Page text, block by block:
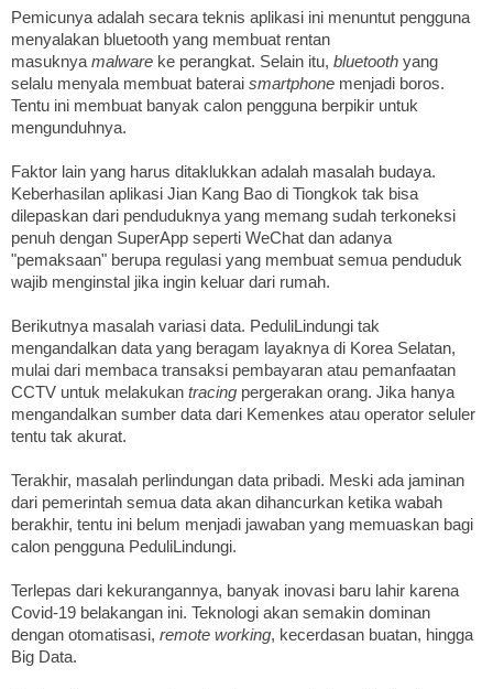
Pemicunya adalah secara teknis aplikasi ini menuntut pengguna
menyalakan bluetooth yang membuat rentan
masuknya malware ke perangkat. Selain itu, bluetooth yang
selalu menyala membuat baterai smartphone menjadi boros.
Tentu ini membuat banyak calon pengguna berpikir untuk
mengunduhnya.
Faktor lain yang harus ditaklukkan adalah masalah budaya.
Keberhasilan aplikasi Jian Kang Bao di Tiongkok tak bisa
dilepaskan dari penduduknya yang memang sudah terkoneksi
penuh dengan SuperApp seperti WeChat dan adanya
"pemaksaan" berupa regulasi yang membuat semua penduduk
wajib menginstal jika ingin keluar dari rumah.
Berikutnya masalah variasi data. PeduliLindungi tak
mengandalkan data yang beragam layaknya di Korea Selatan,
mulai dari membaca transaksi pembayaran atau pemanfaatan
CCTV untuk melakukan tracing pergerakan orang. Jika hanya
mengandalkan sumber data dari Kemenkes atau operator seluler
tentu tak akurat.
Terakhir, masalah perlindungan data pribadi. Meski ada jaminan
dari pemerintah semua data akan dihancurkan ketika wabah
berakhir, tentu ini belum menjadi jawaban yang memuaskan bagi
calon pengguna PeduliLindungi.
Terlepas dari kekurangannya, banyak inovasi baru lahir karena
Covid-19 belakangan ini. Teknologi akan semakin dominan
dengan otomatisasi, remote working, kecerdasan buatan, hingga
Big Data.